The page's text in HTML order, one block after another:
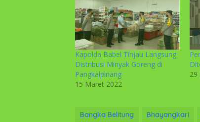
Kapolda Babel Tinjau Langsung
Distribusi Minyak Goreng di
Pangkalpinang
15 Maret 2022
29
Bangka Belitung Bhayangkari